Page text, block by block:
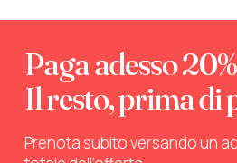
Paga adesso 20%
Il resto, prima di
Prenota subito versando un